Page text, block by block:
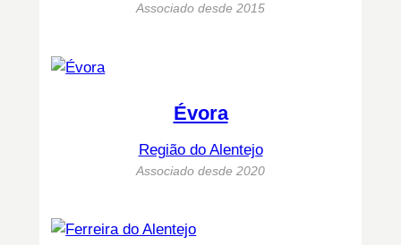
Associado desde 2015
Évora
Região do Alentejo
Associado desde 2020